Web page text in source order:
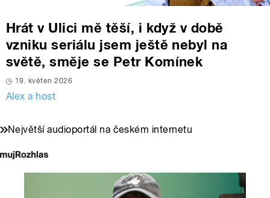
Hrát v Ulici mě těší, i když v době
vzniku seriálu jsem ještě nebyl na
světě, směje se Petr Komínek
19. květen 2026
Alex a host
Největší audioportál na českém internetu